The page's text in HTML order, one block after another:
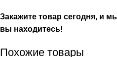
Закажите товар сегодня, и
вы находитесь!
Похожие товары